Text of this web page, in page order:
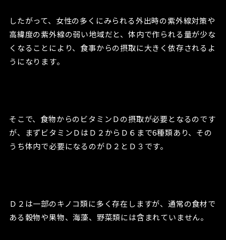
したがって、女性の多くにみられる外出時の紫外線対策や
高緯度の紫外線の弱い地域だと、体内で作られる量が少な
くなることにより、食事からの摂取に大きく依存されるよ
うになります。
そこで、食物からのビタミンＤの摂取が必要となるのです
が、まずビタミンＤはＤ２からＤ６まで6種類あり、その
うち体内で必要になるのがＤ２とＤ３です。
Ｄ２は一部のキノコ類に多く存在しますが、通常の食材で
ある穀物や果物、海藻、野菜類には含まれていません。